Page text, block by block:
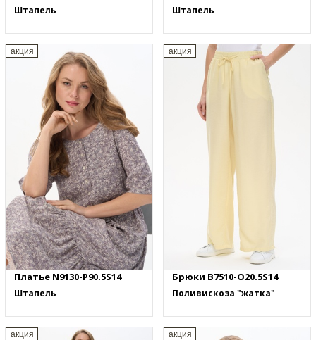
Штапель Штапель
акция
Платье N9130-P90.5S14
Штапель
акция
Брюки B7510-O20.5S14
Поливискоза "жатка"
акция акция